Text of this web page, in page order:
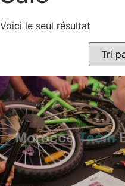
Voici le seul résultat